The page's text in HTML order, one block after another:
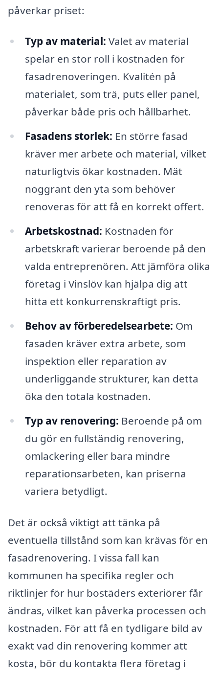
påverkar priset:
Typ av material: Valet av material
spelar en stor roll i kostnaden för
fasadrenoveringen. Kvalitén på
materialet, som trä, puts eller panel,
påverkar både pris och hållbarhet.
Fasadens storlek: En större fasad
kräver mer arbete och material, vilket
naturligtvis ökar kostnaden. Mät
noggrant den yta som behöver
renoveras för att få en korrekt offert.
Arbetskostnad: Kostnaden för
arbetskraft varierar beroende på den
valda entreprenören. Att jämföra olika
företag i Vinslöv kan hjälpa dig att
hitta ett konkurrenskraftigt pris.
Behov av förberedelsearbete: Om
fasaden kräver extra arbete, som
inspektion eller reparation av
underliggande strukturer, kan detta
öka den totala kostnaden.
Typ av renovering: Beroende på om
du gör en fullständig renovering,
omlackering eller bara mindre
reparationsarbeten, kan priserna
variera betydligt.
Det är också viktigt att tänka på
eventuella tillstånd som kan krävas för en
fasadrenovering. I vissa fall kan
kommunen ha specifika regler och
riktlinjer för hur bostäders exteriörer får
ändras, vilket kan påverka processen och
kostnaden. För att få en tydligare bild av
exakt vad din renovering kommer att
kosta, bör du kontakta flera företag i